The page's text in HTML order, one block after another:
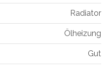
Radiator
Ölheizung
Gut